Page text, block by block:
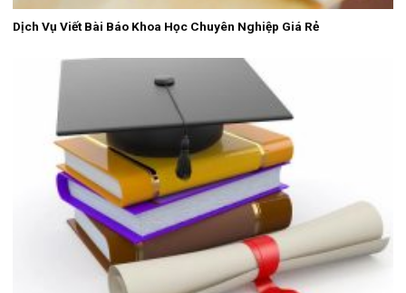
Dịch Vụ Viết Bài Báo Khoa Học Chuyên Nghiệp Giá Rẻ